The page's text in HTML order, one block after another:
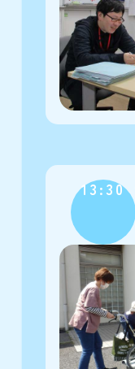
13:30